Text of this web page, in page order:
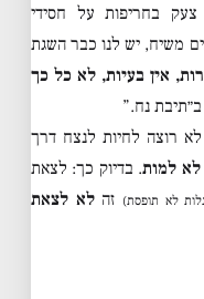
בחריפות על חסידי
משיח, יש לנו כבר השגת
אין בעיות, לא כל כך
נח.”
רוצה לחיות לנצח דרך
לא למות. בדיוק כך: לצאת
לא תופסת) זהלא לצאת